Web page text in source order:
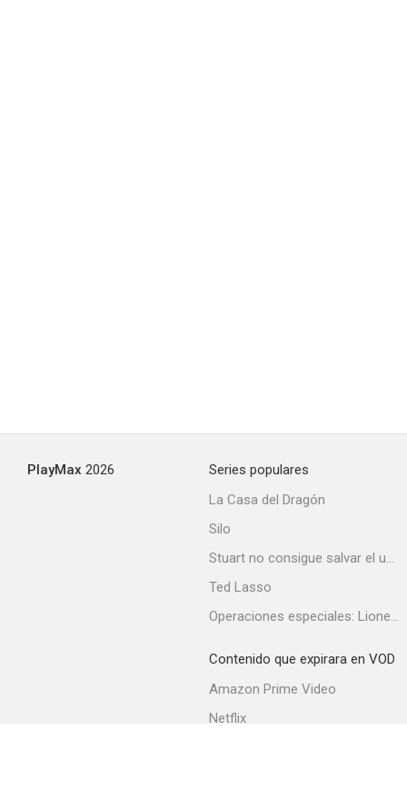
PlayMax 2026
Series populares
La Casa del Dragón
Silo
Stuart no consigue salvar el universo
Ted Lasso
Operaciones especiales: Lioness
Contenido que expirara en VOD
Amazon Prime Video
Netflix